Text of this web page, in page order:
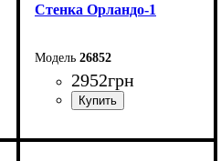
Cтенка Орландо-1
26852
2952грн
Ширина: 200 см